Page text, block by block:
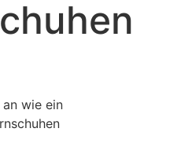
wie ein